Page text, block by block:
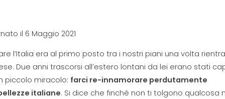
il 6 Maggio 2021
l’Italia era al primo posto tra i nostri piani una volta
Due anni trascorsi all’estero lontani da lei erano stati
piccolo miracolo: farci re-innamorare perdutamente
italiane. Si dice che finché non ti tolgono qualcosa